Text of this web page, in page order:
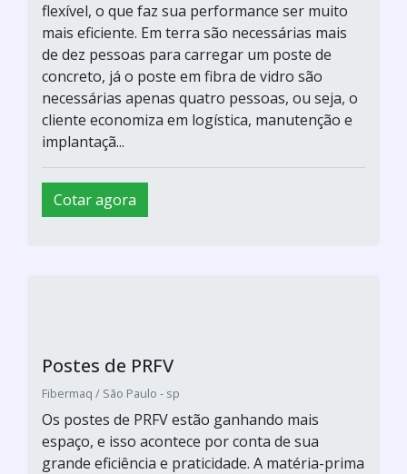
flexível, o que faz sua performance ser muito
mais eficiente. Em terra são necessárias mais
de dez pessoas para carregar um poste de
concreto, já o poste em fibra de vidro são
necessárias apenas quatro pessoas, ou seja, o
cliente economiza em logística, manutenção e
implantaçã...
Cotar agora
Postes de PRFV
Fibermaq / São Paulo - sp
Os postes de PRFV estão ganhando mais
espaço, e isso acontece por conta de sua
grande eficiência e praticidade. A matéria-prima